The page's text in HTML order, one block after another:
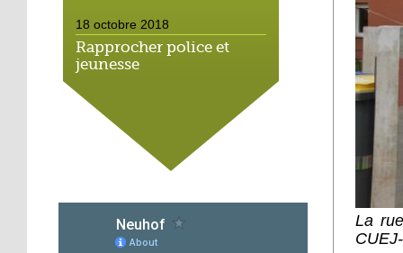
18 octobre 2018
Rapprocher police et
jeunesse
18 octobre 2018
Un jardin face aux
obstacles
Jouer à Fifa à la
médiathèque
La